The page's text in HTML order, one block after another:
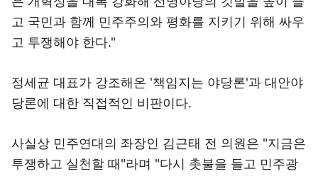
고 국민과 함께 민주주의와 평화를 지키기 위해 싸우
고 투쟁해야 한다."
정세균 대표가 강조해온 '책임지는 야당론'과 대안야
당론에 대한 직접적인 비판이다.
사실상 민주연대의 좌장인 김근태 전 의원은 "지금은
투쟁하고 실천할 때"라며 "다시 촛불을 들고 민주광